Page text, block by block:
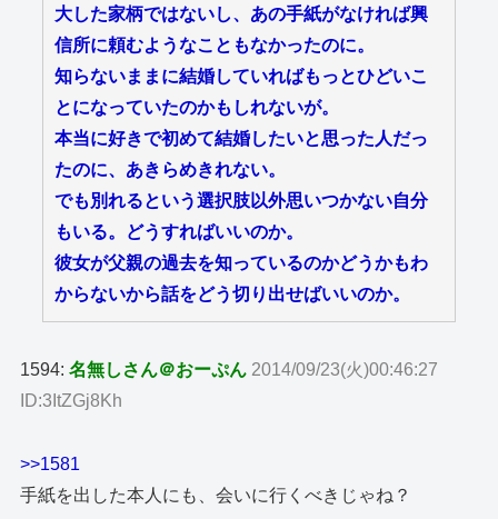
大した家柄ではないし、あの手紙がなければ興
信所に頼むようなこともなかったのに。
知らないままに結婚していればもっとひどいこ
とになっていたのかもしれないが。
本当に好きで初めて結婚したいと思った人だっ
たのに、あきらめきれない。
でも別れるという選択肢以外思いつかない自分
もいる。どうすればいいのか。
彼女が父親の過去を知っているのかどうかもわ
からないから話をどう切り出せばいいのか。
1594:名無しさん＠おーぷん 2014/09/23(火)00:46:27
ID:3ItZGj8Kh
>>1581
手紙を出した本人にも、会いに行くべきじゃね？